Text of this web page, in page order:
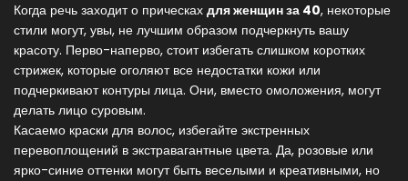
Когда речь заходит о прическах для женщин за 40, некоторые
стили могут, увы, не лучшим образом подчеркнуть вашу
красоту. Перво-наперво, стоит избегать слишком коротких
стрижек, которые оголяют все недостатки кожи или
подчеркивают контуры лица. Они, вместо омоложения, могут
делать лицо суровым.
Касаемо краски для волос, избегайте экстренных
перевоплощений в экстравагантные цвета. Да, розовые или
ярко-синие оттенки могут быть веселыми и креативными, но